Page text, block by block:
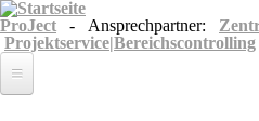
Direkt zum Inhalt
ProJect - Ansprechpartner:
Projektservice|Bereichscontrolling